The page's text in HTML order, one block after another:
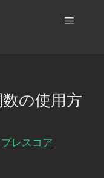
メ
ュ
の使用方
レスコア